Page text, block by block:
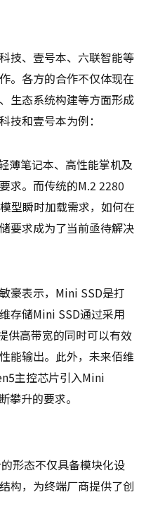
技、壹号本、六联智能等
。各方的合作不仅体现在
生态系统构建等方面形成
技和壹号本为例：
薄笔记本、高性能掌机及
求。而传统的M.2 2280
型瞬时加载需求，如何在
要求成为了当前亟待解决
豪表示，Mini SSD是打
存储Mini SSD通过采用
供高带宽的同时可以有效
能输出。此外，未来佰维
主控芯片引入Mini
攀升的要求。
形态不仅具备模块化设
构，为终端厂商提供了创